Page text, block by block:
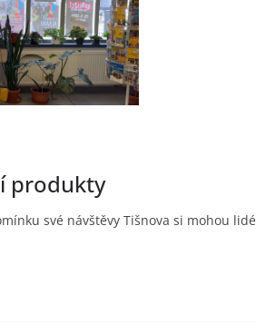
produkty
své návštěvy Tišnova si mohou lidé